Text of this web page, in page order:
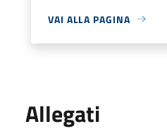
VAI ALLA PAGINA
Allegati